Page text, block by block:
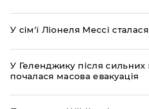
У сім'ї Ліонеля Мессі сталася
У Геленджику після сильних
почалася масова евакуація